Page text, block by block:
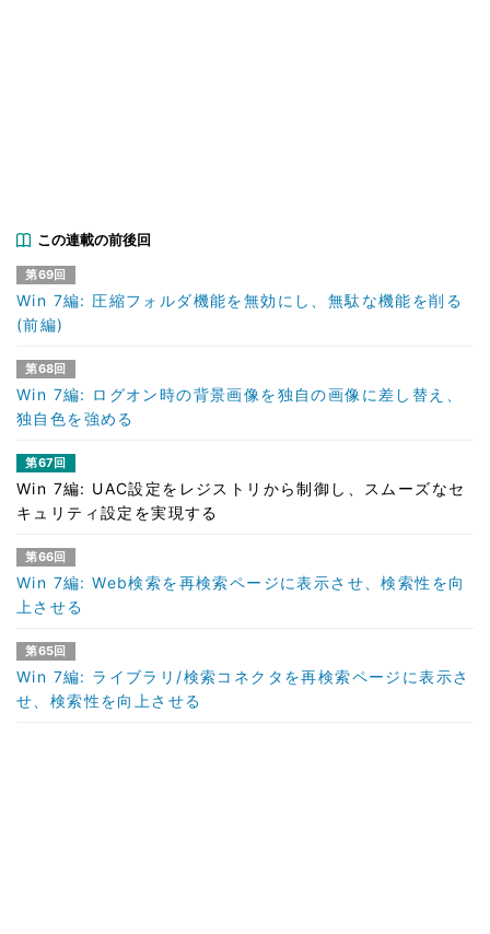
この連載の前後回
第69回
Win 7編: 圧縮フォルダ機能を無効にし、無駄な機能を削る
(前編)
第68回
Win 7編: ログオン時の背景画像を独自の画像に差し替え、
独自色を強める
第67回
Win 7編: UAC設定をレジストリから制御し、スムーズなセ
キュリティ設定を実現する
第66回
Win 7編: Web検索を再検索ページに表示させ、検索性を向
上させる
第65回
Win 7編: ライブラリ/検索コネクタを再検索ページに表示さ
せ、検索性を向上させる